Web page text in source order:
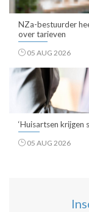
NZa-bestuurder
over tarieven
05 AUG 2026
‘Huisartsen krijgen
05 AUG 2026